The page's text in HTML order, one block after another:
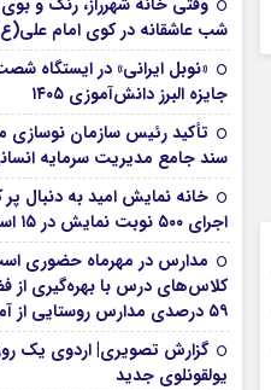
شب عاشقانه در کوی امام
«نوبل ایرانی» در ایستگاه
جایزه البرز دانش‌آموزی ۱۴۰۵
تأکید رئیس سازمان نوسازی
سند جامع مدیریت سرمایه
خانه نمایش امید به دنبال پر
اجرای ۵۰۰ نوبت نمایش در ۱۵ استان – حوزه هنری
مدارس در مهرماه حضوری
کلاس‌های درس با بهره‌گیری
۵۹ درصدی مدارس روستایی از آموزش دولتی
گزارش تصویری| اردوی یک
یولقونلوی جدید